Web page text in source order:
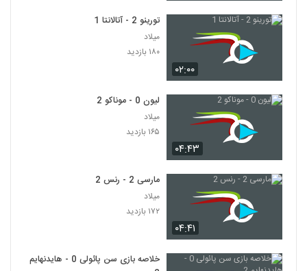
۰۲:۰۰
تورینو 2 - آتالانتا 1
میلاد
۱۸۰ بازدید
۰۴:۴۳
لیون 0 - موناکو 2
میلاد
۱۶۵ بازدید
۰۴:۴۱
مارسی 2 - رنس 2
میلاد
۱۷۲ بازدید
خلاصه بازی سن پائولی 0 - هایدنهایم